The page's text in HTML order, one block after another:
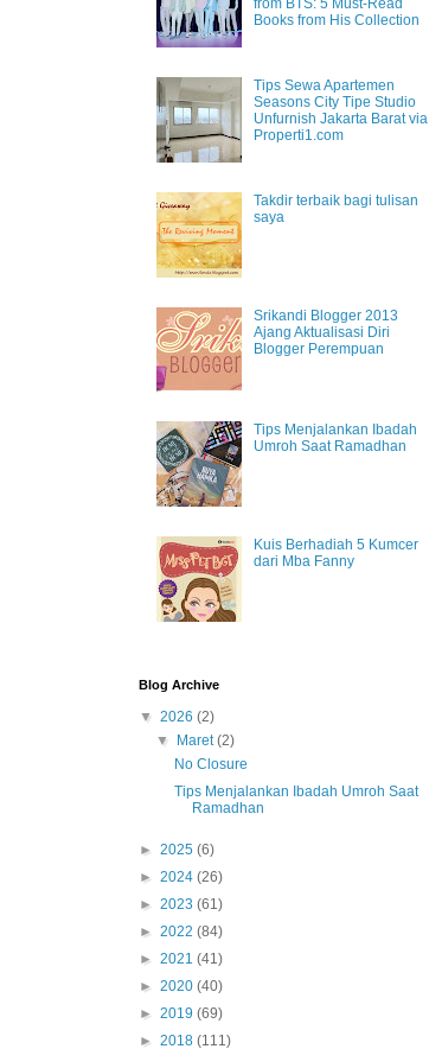
from BTS: 5 Must-Read
Books from His Collection
Tips Sewa Apartemen
Seasons City Tipe Studio
Unfurnish Jakarta Barat via
Properti1.com
Takdir terbaik bagi tulisan
saya
Srikandi Blogger 2013
Ajang Aktualisasi Diri
Blogger Perempuan
Tips Menjalankan Ibadah
Umroh Saat Ramadhan
Kuis Berhadiah 5 Kumcer
dari Mba Fanny
Blog Archive
▼ 2026 (2)
▼ Maret(2)
No Closure
Tips Menjalankan Ibadah Umroh Saat
Ramadhan
► 2025 (6)
► 2024 (26)
► 2023 (61)
► 2022 (84)
► 2021 (41)
► 2020 (40)
► 2019 (69)
► 2018 (111)